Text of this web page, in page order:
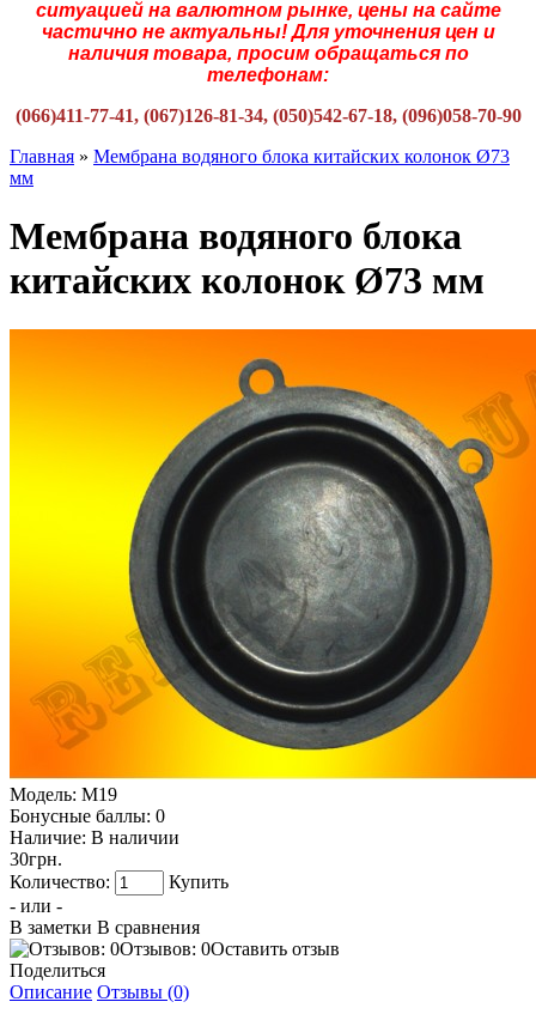
ситуацией на валютном рынке, цены на сайте
частично не актуальны! Для уточнения цен и
наличия товара, просим обращаться по
телефонам:
(066)411-77-41, (067)126-81-34, (050)542-67-18, (096)058-70-90
Главная » Мембрана водяного блока китайских колонок Ø73
мм
Мембрана водяного блока
китайских колонок Ø73 мм
Модель: M19
Бонусные баллы: 0
Наличие: В наличии
30грн.
Количество:
Купить
- или -
В заметки В сравнения
Отзывов: 0Оставить отзыв
Поделиться
Описание Отзывы (0)